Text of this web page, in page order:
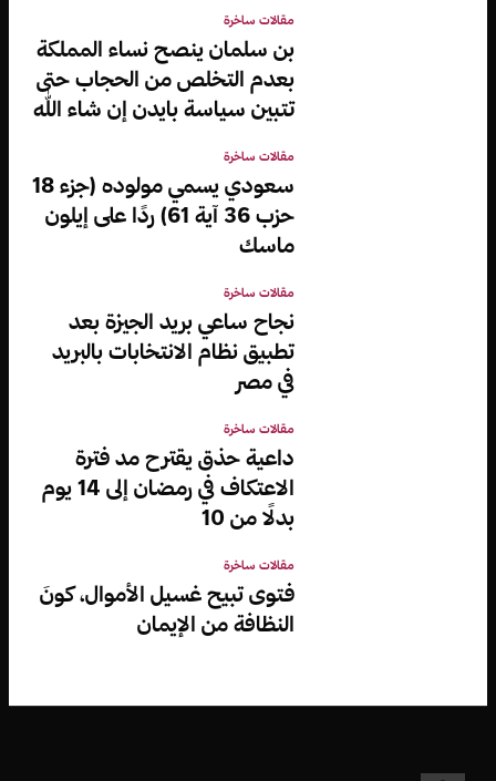
مقالات ساخرة
بن سلمان ينصح نساء المملكة
بعدم التخلص من الحجاب حتى
تتبين سياسة بايدن إن شاء الله
مقالات ساخرة
سعودي يسمي مولوده (جزء 18
حزب 36 آية 61) ردًا على إيلون
ماسك
مقالات ساخرة
نجاح ساعي بريد الجيزة بعد
تطبيق نظام الانتخابات بالبريد
في مصر
مقالات ساخرة
داعية حذق يقترح مد فترة
الاعتكاف في رمضان إلى 14 يوم
بدلًا من 10
مقالات ساخرة
فتوى تبيح غسيل الأموال، كونَ
النظافة من الإيمان